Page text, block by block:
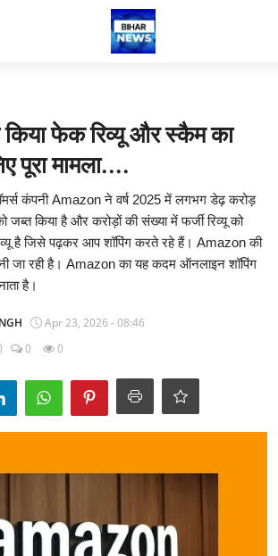
फेक रिव्यू और स्कैम का
पूरा मामला....
कंपनी Amazon ने वर्ष 2025 में लगभग डेढ़ करोड़
जब्त किया है और करोड़ों की संख्या में फर्जी रिव्यू को
है जिसे पढ़कर आप शॉपिंग करते रहे हैं। Amazon की
जा रही है। Amazon का यह कदम ऑनलाइन शॉपिंग
है।
Apr 23, 2026 - 08:46
0 0